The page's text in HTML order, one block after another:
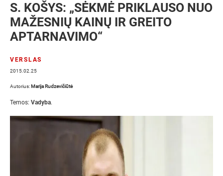
S. KOŠYS: „SĖKMĖ PRIKLAUSO NUO
MAŽESNIŲ KAINŲ IR GREITO
APTARNAVIMO“
VERSLAS
2015.02.25
Autorius: Marija Rudzevičiūtė
Temos: Vadyba.